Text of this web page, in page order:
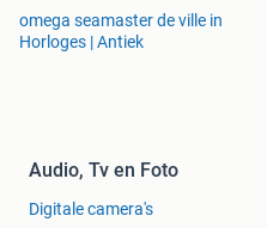
omega seamaster de ville in
Horloges | Antiek
Audio, Tv en Foto
Digitale camera's